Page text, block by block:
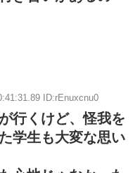
ID:rEnuxcnu0
行くけど、怪我を
学生も大変な思い